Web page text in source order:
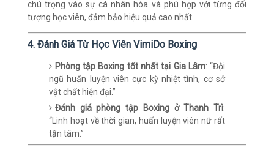
chú trọng vào sự cá nhân hóa và phù hợp với từng đối
tượng học viên, đảm bảo hiệu quả cao nhất.
4. Đánh Giá Từ Học Viên VimiDo Boxing
Phòng tập Boxing tốt nhất tại Gia Lâm: “Đội
ngũ huấn luyện viên cực kỳ nhiệt tình, cơ sở
vật chất hiện đại.”
Đánh giá phòng tập Boxing ở Thanh Trì:
“Linh hoạt về thời gian, huấn luyện viên nữ rất
tận tâm.”